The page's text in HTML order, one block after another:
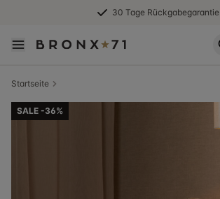
30 Tage Rückgabegarantie
Startseite
SALE -36%